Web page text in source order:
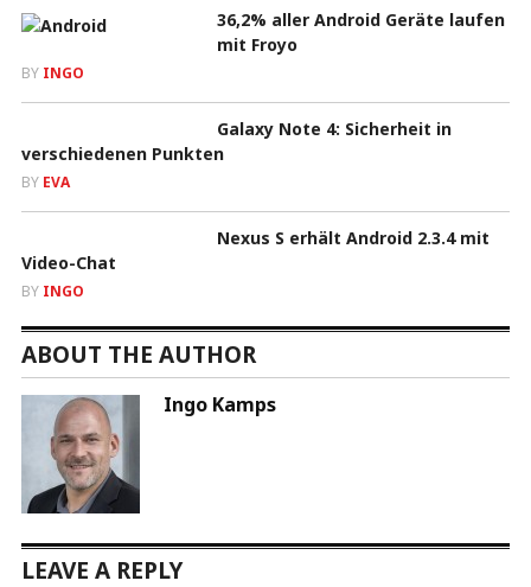
36,2% aller Android Geräte laufen
mit Froyo
BY INGO
Galaxy Note 4: Sicherheit in
verschiedenen Punkten
BY EVA
Nexus S erhält Android 2.3.4 mit
Video-Chat
BY INGO
ABOUT THE AUTHOR
Ingo Kamps
LEAVE A REPLY